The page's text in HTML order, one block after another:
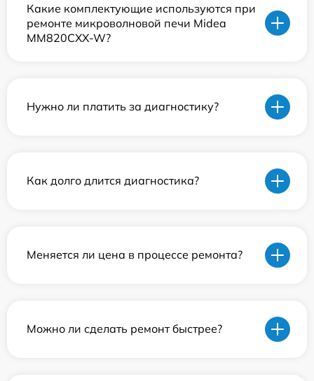
Какие комплектующие используются при
ремонте микроволновой печи Midea
MM820CXX-W?
Нужно ли платить за диагностику?
Как долго длится диагностика?
Меняется ли цена в процессе ремонта?
Можно ли сделать ремонт быстрее?